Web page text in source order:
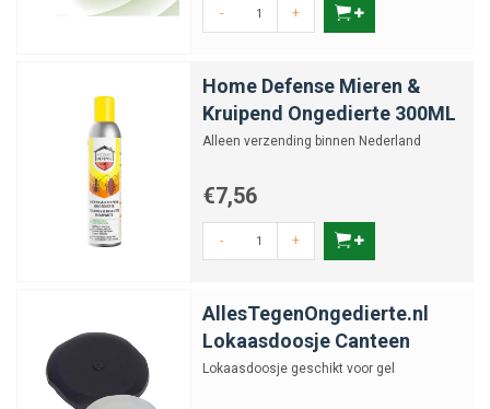
- +
Home Defense Mieren &
Kruipend Ongedierte 300ML
Alleen verzending binnen Nederland
€7,56
- +
AllesTegenOngedierte.nl
Lokaasdoosje Canteen
Lokaasdoosje geschikt voor gel